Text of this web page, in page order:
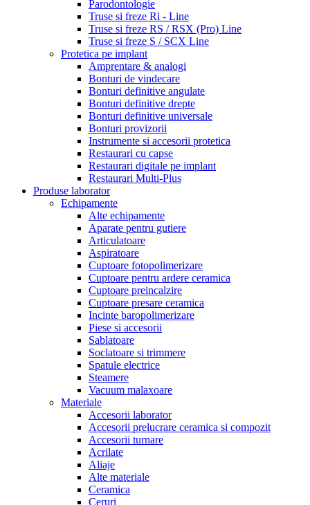
Parodontologie
Truse si freze Ri - Line
Truse si freze RS / RSX (Pro) Line
Truse si freze S / SCX Line
Protetica pe implant
Amprentare & analogi
Bonturi de vindecare
Bonturi definitive angulate
Bonturi definitive drepte
Bonturi definitive universale
Bonturi provizorii
Instrumente si accesorii protetica
Restaurari cu capse
Restaurari digitale pe implant
Restaurari Multi-Plus
Produse laborator
Echipamente
Alte echipamente
Aparate pentru gutiere
Articulatoare
Aspiratoare
Cuptoare fotopolimerizare
Cuptoare pentru ardere ceramica
Cuptoare preincalzire
Cuptoare presare ceramica
Incinte baropolimerizare
Piese si accesorii
Sablatoare
Soclatoare si trimmere
Spatule electrice
Steamere
Vacuum malaxoare
Materiale
Accesorii laborator
Accesorii prelucrare ceramica si compozit
Accesorii turnare
Acrilate
Aliaje
Alte materiale
Ceramica
Ceruri